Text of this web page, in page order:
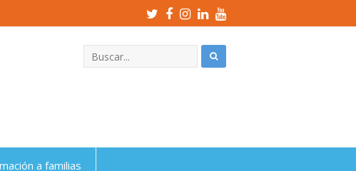
Twitter
Profile
Facebook
Profile
Instagram
Profile
LinkedIn
Profile
Youtube
Profile
a familias